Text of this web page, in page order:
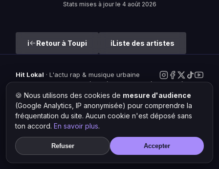
Stats mises à jour le 4 août 2026
Retour à Toupi Liste des artistes
Hit Lokal · L'actu rap & musique urbaine
© 2026 — Tous droits réservés ·Mentions légales·Gérer les
cookies
🍪 Nous utilisons des cookies de mesure d'audience
(Google Analytics, IP anonymisée) pour comprendre la
fréquentation du site. Aucun cookie n'est déposé sans
ton accord. En savoir plus.
Refuser Accepter